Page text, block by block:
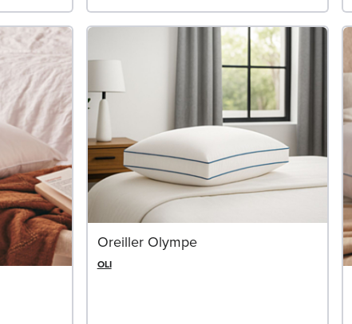
Oreiller Olympe
OLI